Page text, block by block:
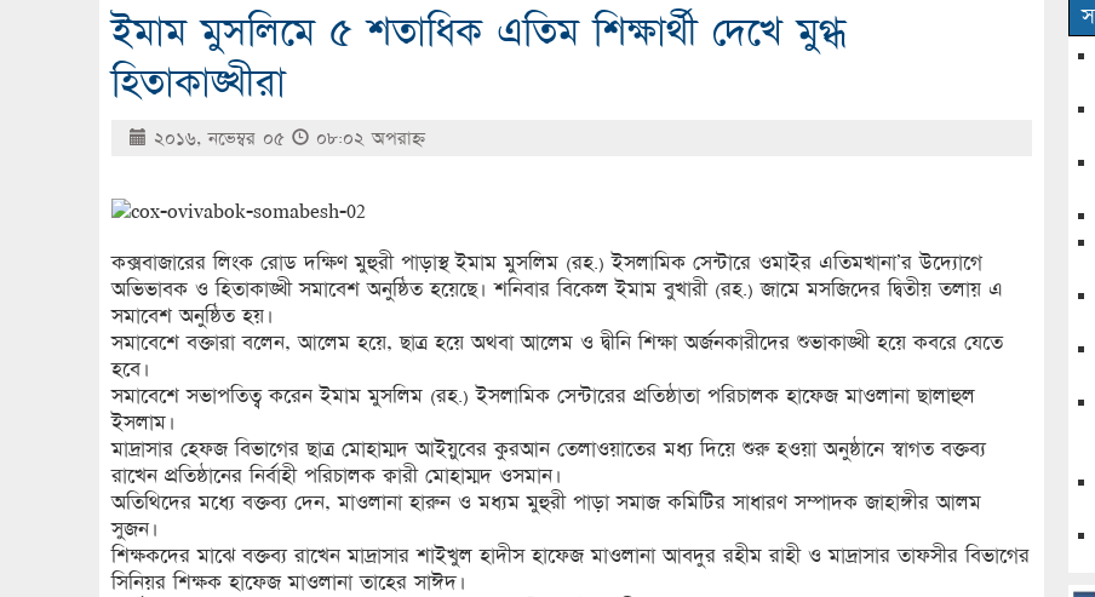
ইমাম মুসলিমে ৫ শতাধিক এতিম শিক্ষার্থী দেখে মুগ্ধ
হিতাকাঙ্খীরা
২০১৬, নভেম্বর ০৫ ০৮:০২ অপরাহ্ণ
কক্সবাজারের লিংক রোড দক্ষিণ মুহুরী পাড়াস্থ ইমাম মুসলিম (রহ.) ইসলামিক সেন্টারে ওমাইর এতিমখানা’র উদ্যোগে
অভিভাবক ও হিতাকাঙ্খী সমাবেশ অনুষ্ঠিত হয়েছে। শনিবার বিকেল ইমাম বুখারী (রহ.) জামে মসজিদের দ্বিতীয় তলায় এ
সমাবেশ অনুষ্ঠিত হয়।
সমাবেশে বক্তারা বলেন, আলেম হয়ে, ছাত্র হয়ে অথবা আলেম ও দ্বীনি শিক্ষা অর্জনকারীদের শুভাকাঙ্খী হয়ে কবরে যেতে
হবে।
সমাবেশে সভাপতিত্ব করেন ইমাম মুসলিম (রহ.) ইসলামিক সেন্টারের প্রতিষ্ঠাতা পরিচালক হাফেজ মাওলানা ছালাহুল
ইসলাম।
মাদ্রাসার হেফজ বিভাগের ছাত্র মোহাম্মদ আইয়ুবের কুরআন তেলাওয়াতের মধ্য দিয়ে শুরু হওয়া অনুষ্ঠানে স্বাগত বক্তব্য
রাখেন প্রতিষ্ঠানের নির্বাহী পরিচালক ক্বারী মোহাম্মদ ওসমান।
অতিথিদের মধ্যে বক্তব্য দেন, মাওলানা হারুন ও মধ্যম মুহুরী পাড়া সমাজ কমিটির সাধারণ সম্পাদক জাহাঙ্গীর আলম
সুজন।
শিক্ষকদের মাঝে বক্তব্য রাখেন মাদ্রাসার শাইখুল হাদীস হাফেজ মাওলানা আবদুর রহীম রাহী ও মাদ্রাসার তাফসীর বিভাগের
সিনিয়র শিক্ষক হাফেজ মাওলানা তাহের সাঈদ।